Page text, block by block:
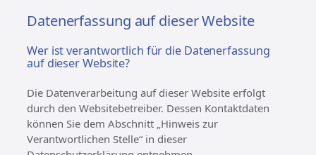
Datenerfassung auf dieser Website
Wer ist verantwortlich für die Datenerfassung
auf dieser Website?
Die Datenverarbeitung auf dieser Website erfolgt
durch den Websitebetreiber. Dessen Kontaktdaten
können Sie dem Abschnitt „Hinweis zur
Verantwortlichen Stelle“ in dieser